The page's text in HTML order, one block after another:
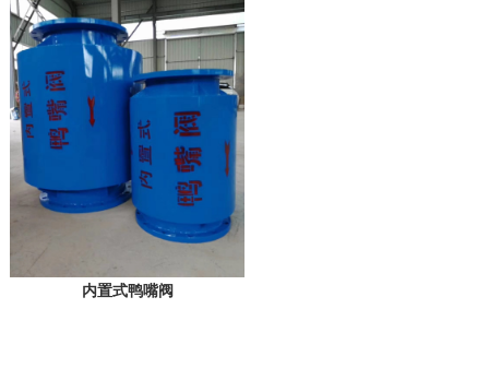
内置式鸭嘴阀